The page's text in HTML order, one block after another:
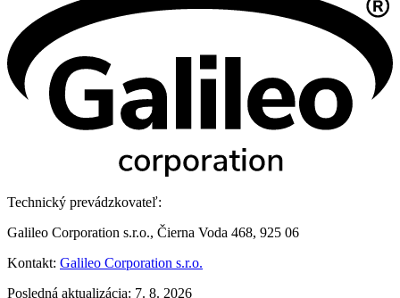
Technický prevádzkovateľ:
Galileo Corporation s.r.o., Čierna Voda 468, 925 06
Kontakt: Galileo Corporation s.r.o.
Posledná aktualizácia: 7. 8. 2026